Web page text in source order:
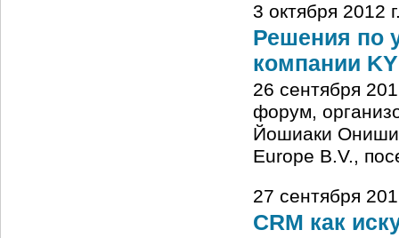
3 октября 2012
Решения по
компании
26 сентября
форум,
Йошиаки
Europe B.V.,
27 сентября
CRM как